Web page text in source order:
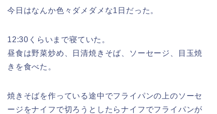
今日はなんか色々ダメダメな1日だった。
12:30くらいまで寝ていた。
昼食は野菜炒め、日清焼きそば、ソーセージ、目玉焼
きを食べた。
焼きそばを作っている途中でフライパンの上のソーセ
ージをナイフで切ろうとしたらナイフでフライパンが